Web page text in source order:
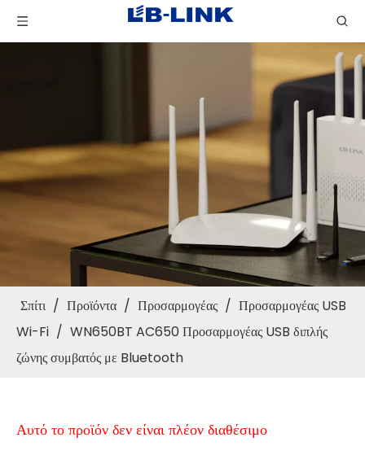
Σπίτι / Προϊόντα / Προσαρμογέας / Προσαρμογέας USB
Wi-Fi / WN650BT AC650 Προσαρμογέας USB διπλής
ζώνης συμβατός με Bluetooth
Αυτό το προϊόν δεν είναι πλέον διαθέσιμο